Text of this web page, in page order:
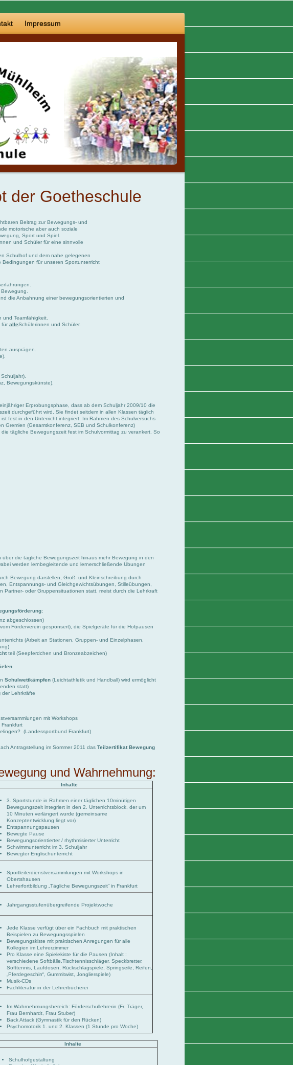
Impressum
der Goetheschule
Beitrag zur Bewegungs- und
motorische aber auch soziale
Sport und Spiel.
und Schüler für eine sinnvolle
Schulhof und dem nahe gelegenen
Bedingungen für unseren Sportunterricht
die Anbahnung einer bewegungsorientierten und
und Teamfähigkeit.
füralleSchülerinnen und Schüler.
ausprägen.
Bewegungskünste).
Erprobungsphase, dass ab dem Schuljahr 2009/10 die
durchgeführt wird. Sie findet seitdem in allen Klassen täglich
fest in den Unterricht integriert. Im Rahmen des Schulversuchs
Gremien (Gesamtkonferenz, SEB und Schulkonferenz)
tägliche Bewegungszeit fest im Schulvormittag zu verankert. So
die tägliche Bewegungszeit hinaus mehr Bewegung in den
werden lernbegleitende und lernerschließende Übungen
Bewegung darstellen, Groß- und Kleinschreibung durch
Entspannungs- und Gleichgewichtsübungen, Stilleübungen,
Partner- oder Gruppensituationen statt, meist durch die Lehrkraft
abgeschlossen)
Förderverein gesponsert), die Spielgeräte für die Hofpausen
(Arbeit an Stationen, Gruppen- und Einzelphasen,
teil (Seepferdchen und Bronzeabzeichen)
Schulwettkämpfen (Leichtathletik und Handball) wird ermöglicht
statt)
der Lehrkräfte
mit Workshops
Frankfurt
(Landessportbund Frankfurt)
Antragstellung im Sommer 2011 dasTeilzertifikat Bewegung
und Wahrnehmung:
Inhalte
3. Sportstunde in Rahmen einer täglichen 10minütigen
Bewegungszeit integriert in den 2. Unterrichtsblock, der um
10 Minuten verlängert wurde (gemeinsame
Konzeptentwicklung liegt vor)
Entspannungspausen
Bewegte Pause
Bewegungsorientierter / rhythmisierter Unterricht
Schwimmunterricht im 3. Schuljahr
Bewegter Englischunterricht
Sportleiterdienstversammlungen mit Workshops in
Obertshausen
Lehrerfortbildung „Tägliche Bewegungszeit“ in Frankfurt
Jahrgangsstufenübergreifende Projektwoche
Jede Klasse verfügt über ein Fachbuch mit praktischen
Beispielen zu Bewegungsspielen
Bewegungskiste mit praktischen Anregungen für alle
Kollegien im Lehrerzimmer
Pro Klasse eine Spielekiste für die Pausen (Inhalt :
verschiedene Softbälle,Tischtennisschläger, Speckbretter,
Softtennis, Laufdosen, Rückschlagspiele, Springseile, Reifen,
„Pferdegeschirr“, Gummitwist, Jonglierspiele)
Musik-CDs
Fachliteratur in der Lehrerbücherei
Im Wahrnehmungsbereich: Förderschullehrerin (Fr. Träger,
Frau Bernhardt, Frau Stuber)
Back Attack (Gymnastik für den Rücken)
Psychomotorik 1. und 2. Klassen (1 Stunde pro Woche)
Inhalte
Schulhofgestaltung